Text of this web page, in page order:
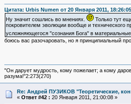
Цитата: Urbis Numen от 20 Января 2011, 18:26:05
Ну значит сошлись во мнениях.
Только тут
покровителем эволюции вообще и технического
усложняющегося "сознания Бога" в
боюсь вас разочаровать, но я принципиальный
"Он дарует мудрость, кому пожелает; а кому
разума!"2:273(270)
Re: Андрей ПУЗИКОВ "Теоретические,
« Ответ #42 : 20 Января 2011, 21:00:08 »